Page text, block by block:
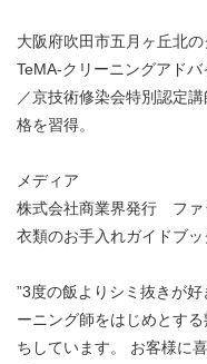
大阪府吹田市五月ヶ丘北の
TeMA-クリーニングアド
／京技術修染会特別認定
格を習得。
メディア
株式会社商業界発行 ファ
衣類のお手入れガイドブッ
”3度の飯よりシミ抜きが好
ーニング師をはじめとす
ちしています。 お客様に